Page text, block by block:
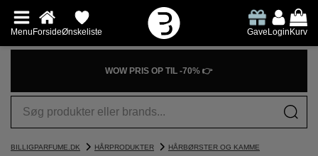
MenuForsideØnskeliste GaveLoginKurv
WOW PRIS OP TIL -70% 👉
BILLIGPARFUME.DK HÅRPRODUKTER HÅRBØRSTER OG KAMME